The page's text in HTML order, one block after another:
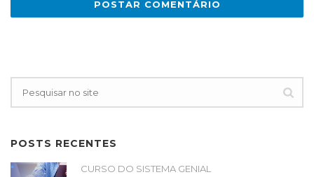
POSTS RECENTES
CURSO DO SISTEMA GENIAL